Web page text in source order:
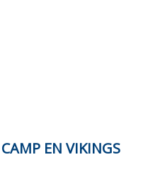
EN VIKINGS